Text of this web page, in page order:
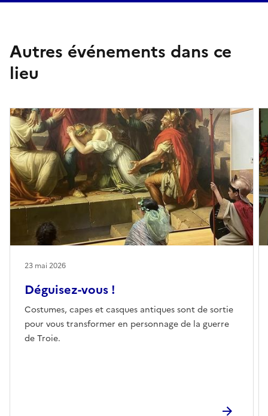
Autres événements dans ce
lieu
Déguisez-vous !
Costumes, capes et casques antiques sont de sortie
pour vous transformer en personnage de la guerre
de Troie.
23 mai 2026